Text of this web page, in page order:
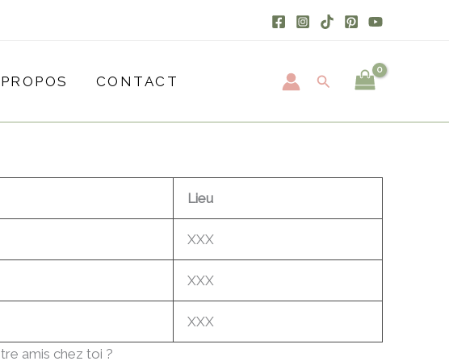
CONTACT Rechercher
Lieu
XXX
XXX
XXX
amis chez toi ?